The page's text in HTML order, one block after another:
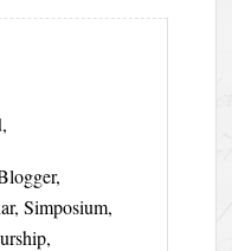
,
Simposium,